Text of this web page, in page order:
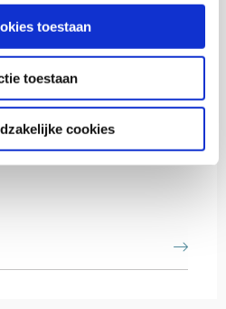
toestaan
toestaan
cookies